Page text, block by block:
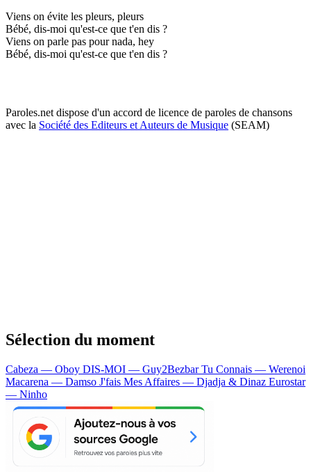
Viens on évite les pleurs, pleurs
Bébé, dis-moi qu'est-ce que t'en dis ?
Viens on parle pas pour nada, hey
Bébé, dis-moi qu'est-ce que t'en dis ?
Paroles.net dispose d'un accord de licence de paroles de chansons
avec la Société des Editeurs et Auteurs de Musique (SEAM)
Sélection du moment
Cabeza — Oboy DIS-MOI — Guy2BezbarTu Connais — Werenoi
Macarena — Damso J'fais Mes Affaires — Djadja & Dinaz Eurostar
— Ninho